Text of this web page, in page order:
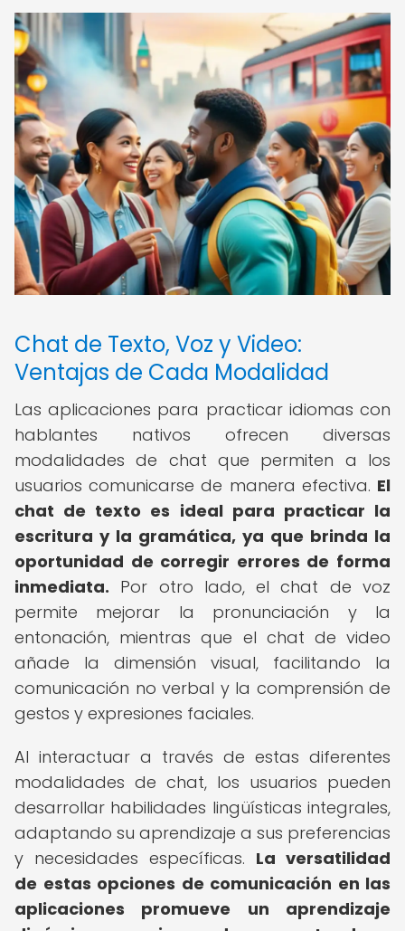
Chat de Texto, Voz y Video:
Ventajas de Cada Modalidad
Las aplicaciones para practicar idiomas con
hablantes nativos ofrecen diversas
modalidades de chat que permiten a los
usuarios comunicarse de manera efectiva. El
chat de texto es ideal para practicar la
escritura y la gramática, ya que brinda la
oportunidad de corregir errores de forma
inmediata. Por otro lado, el chat de voz
permite mejorar la pronunciación y la
entonación, mientras que el chat de video
añade la dimensión visual, facilitando la
comunicación no verbal y la comprensión de
gestos y expresiones faciales.
Al interactuar a través de estas diferentes
modalidades de chat, los usuarios pueden
desarrollar habilidades lingüísticas integrales,
adaptando su aprendizaje a sus preferencias
y necesidades específicas. La versatilidad
de estas opciones de comunicación en las
aplicaciones promueve un aprendizaje